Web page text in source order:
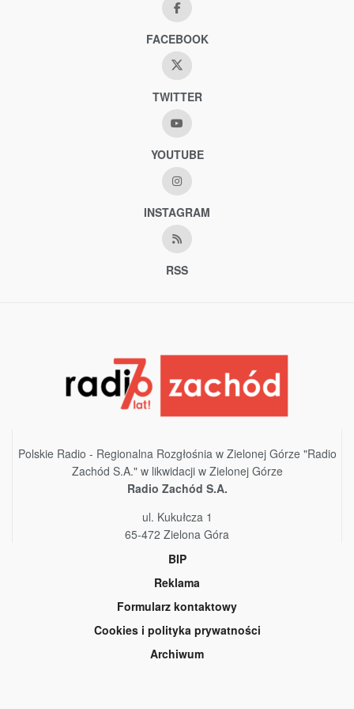
FACEBOOK
TWITTER
YOUTUBE
INSTAGRAM
RSS
Polskie Radio - Regionalna Rozgłośnia w Zielonej Górze "Radio
Zachód S.A." w likwidacji w Zielonej Górze
Radio Zachód S.A.
ul. Kukułcza 1
65-472 Zielona Góra
BIP
Reklama
Formularz kontaktowy
Cookies i polityka prywatności
Archiwum